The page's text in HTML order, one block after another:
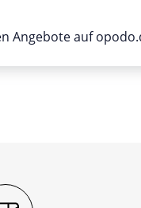
Angebote auf